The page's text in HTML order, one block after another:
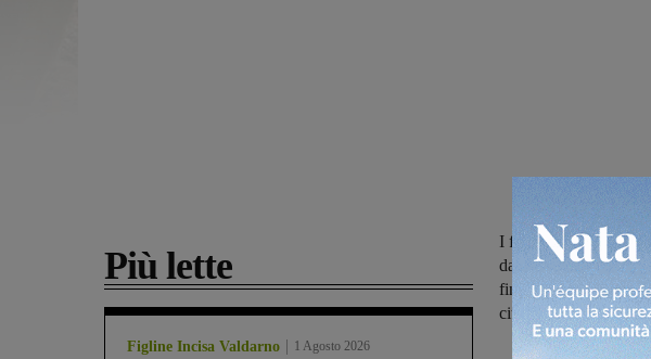
Più lette
Figline Incisa Valdarno 1 Agosto 2026
I fatti risalgono a ieri
dalle parole sono
finestrini e specchietti
cittadini, sono